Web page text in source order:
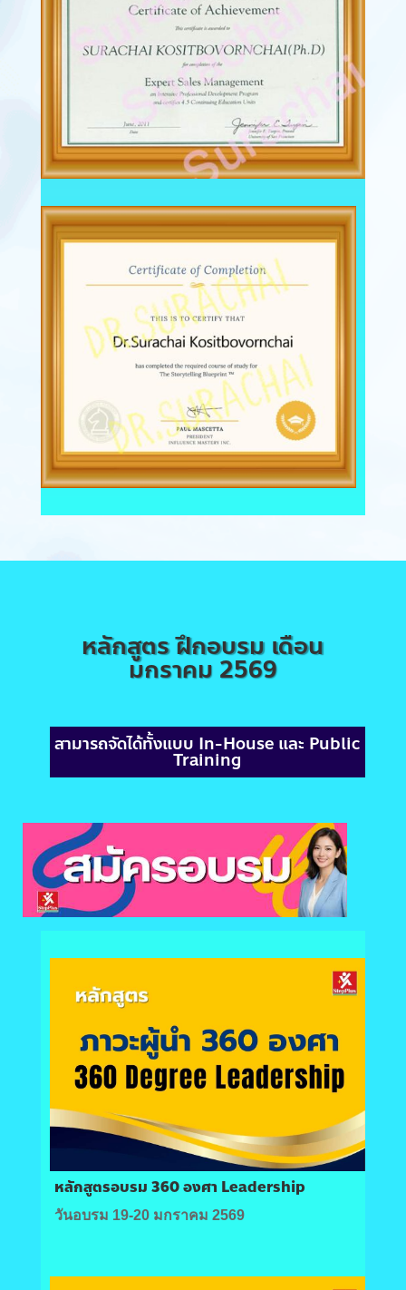
หลักสูตร ฝึกอบรม เดือน
มกราคม 2569
สามารถจัดได้ทั้งแบบ In-House และ Public
Training
หลักสูตรอบรม 360 องศา Leadership
วันอบรม 19-20 มกราคม 2569